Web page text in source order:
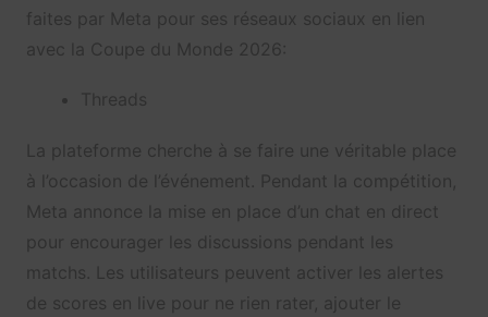
faites par Meta pour ses réseaux sociaux en lien
avec la Coupe du Monde 2026:
Threads
La plateforme cherche à se faire une véritable place
à l’occasion de l’événement. Pendant la compétition,
Meta annonce la mise en place d’un chat en direct
pour encourager les discussions pendant les
matchs. Les utilisateurs peuvent activer les alertes
de scores en live pour ne rien rater, ajouter le